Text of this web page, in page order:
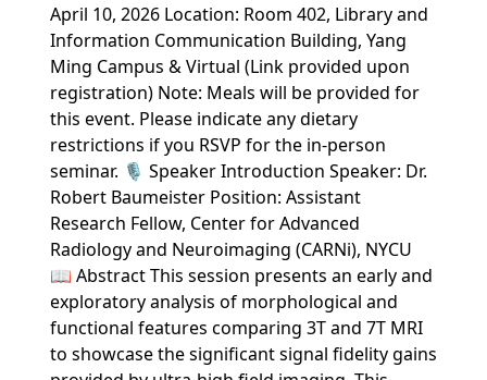
April 10, 2026 Location: Room 402, Library and
Information Communication Building, Yang
Ming Campus & Virtual (Link provided upon
registration) Note: Meals will be provided for
this event. Please indicate any dietary
restrictions if you RSVP for the in-person
seminar. 🎙️ Speaker Introduction Speaker: Dr.
Robert Baumeister Position: Assistant
Research Fellow, Center for Advanced
Radiology and Neuroimaging (CARNi), NYCU
📖 Abstract This session presents an early and
exploratory analysis of morphological and
functional features comparing 3T and 7T MRI
to showcase the significant signal fidelity gains